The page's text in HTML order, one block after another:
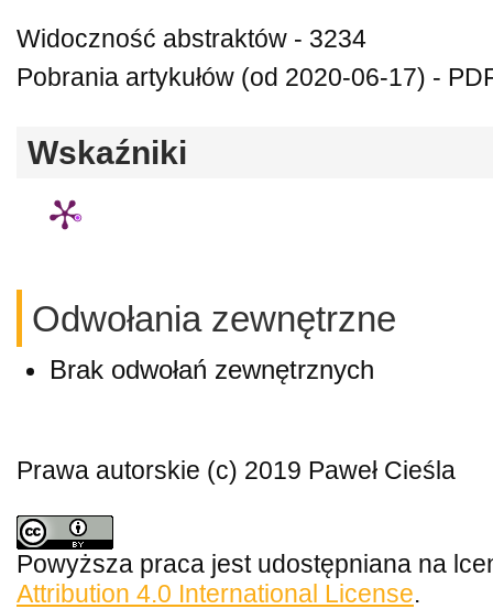
Widoczność abstraktów - 3234
Pobrania artykułów (od 2020-06-17) -
Wskaźniki
Odwołania zewnętrzne
Brak odwołań zewnętrznych
Prawa autorskie (c) 2019 Paweł Cieśla
Powyższa praca jest udostępniana na
Attribution 4.0 International License.